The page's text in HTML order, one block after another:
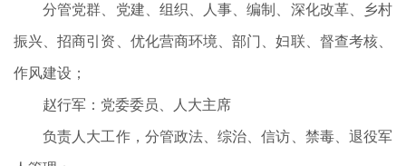
分管党群、党建、组织、人事、编制、深化改革、乡村
振兴、招商引资、优化营商环境、部门、妇联、督查考核、
作风建设；
赵行军：党委委员、人大主席
负责人大工作，分管政法、综治、信访、禁毒、退役军